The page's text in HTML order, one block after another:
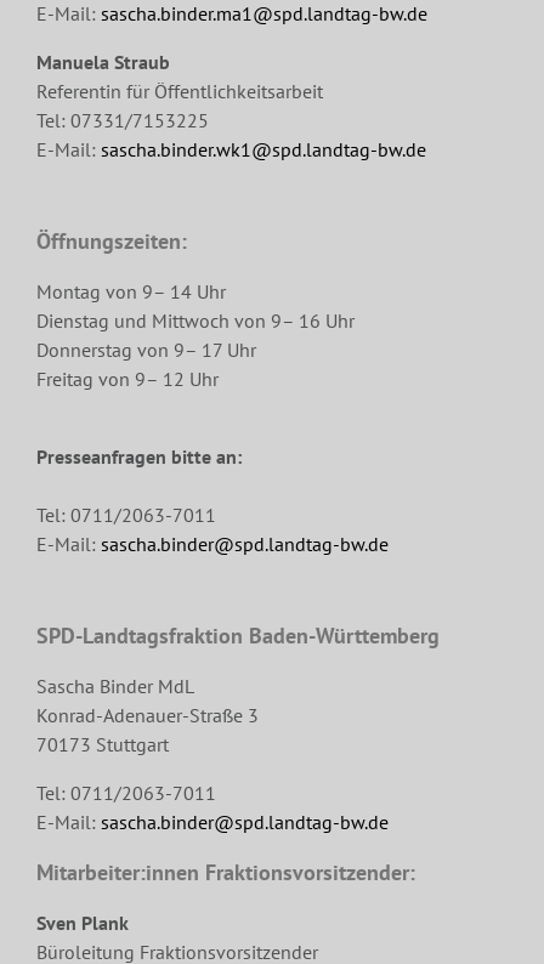
E-Mail: sascha.binder.ma1@spd.landtag-bw.de
Manuela Straub
Referentin für Öffentlichkeitsarbeit
Tel: 07331/7153225
E-Mail: sascha.binder.wk1@spd.landtag-bw.de
Öffnungszeiten:
Montag von 9– 14 Uhr
Dienstag und Mittwoch von 9– 16 Uhr
Donnerstag von 9– 17 Uhr
Freitag von 9– 12 Uhr
Presseanfragen bitte an:
Tel: 0711/2063-7011
E-Mail: sascha.binder@spd.landtag-bw.de
SPD-Landtagsfraktion Baden-Württemberg
Sascha Binder MdL
Konrad-Adenauer-Straße 3
70173 Stuttgart
Tel: 0711/2063-7011
E-Mail: sascha.binder@spd.landtag-bw.de
Mitarbeiter:innen Fraktionsvorsitzender:
Sven Plank
Büroleitung Fraktionsvorsitzender